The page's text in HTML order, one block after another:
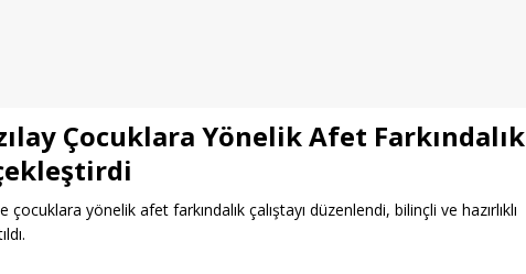
Çocuklara Yönelik Afet Farkındalık
çocuklara yönelik afet farkındalık çalıştayı düzenlendi, bilinçli ve hazırlıklı